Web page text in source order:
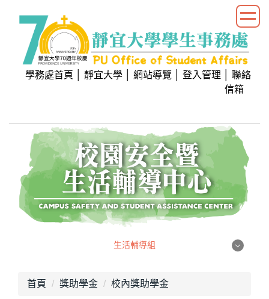
學務處首頁 靜宜大學 網站導覽 登入管理
聯絡
信箱
生活輔導組
首頁 獎助學金 校內獎助學金